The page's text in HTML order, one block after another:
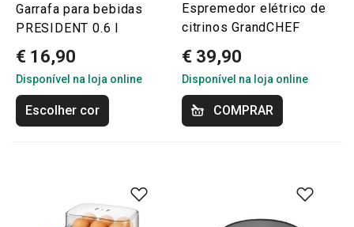
Garrafa para bebidas
PRESIDENT 0.6 l
€ 16,90
Disponível na loja online
Escolher cor
Espremedor elétrico de
citrinos GrandCHEF
€ 39,90
Disponível na loja online
COMPRAR